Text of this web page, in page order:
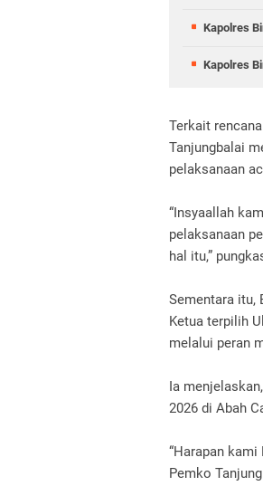
Kapolres
Kapolres
Terkait
Tanjungbalai
pelaksanaan
“Insyaallah
pelaksanaan
hal itu,”
Sementara itu,
Ketua terpilih
melalui peran
Ia
2026 di Abah
“Harapan
Pemko